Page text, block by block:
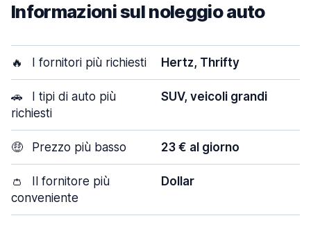
Informazioni sul noleggio auto
🔥 I fornitori più richiesti Hertz, Thrifty
🚗
I tipi di auto più
richiesti
SUV, veicoli grandi
🤑 Prezzo più basso 23 € al giorno
👛
Il fornitore più
conveniente
Dollar